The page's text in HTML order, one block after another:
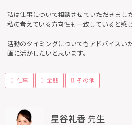
私は仕事について相談させていただきまし
私の考えている方向性も一致していると感
活動のタイミングについてもアドバイスい
画に活かしたいと思います。
仕事 金銭 その他
星谷礼香 先生